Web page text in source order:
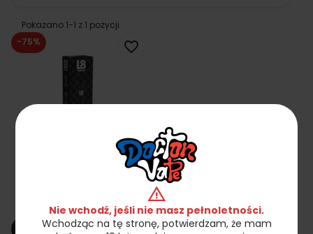
Pokazano 1-1 z 1 pozycji
24,90 zł6,23 zł
Dodaj do koszyka
-75% favorite_border
warning
Nie wchodź, jeśli nie masz pełnoletności.
Wchodząc na tę stronę, potwierdzam, że mam